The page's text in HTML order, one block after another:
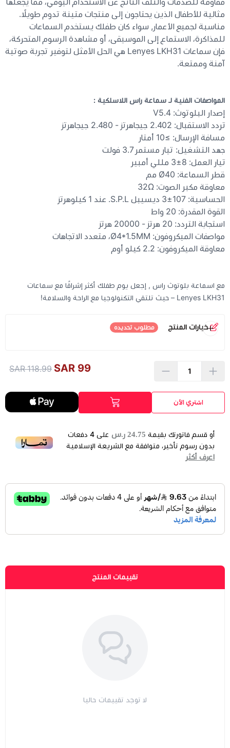
مثالية للأطفال الذين يحتاجون إلى منتجات متينة تدوم طويلًا.
مناسبة لجميع الأعمار, سواء كان طفلك يستخدم السماعات
للمذاكرة، الاستماع إلى الموسيقى، أو مشاهدة الرسوم المتحركة،
فإن سماعات Lenyes LKH31 هي الحل الأمثل لتوفير تجربة صوتية
آمنة وممتعة.
المواصفات الفنية لـ سماعة راس اللاسلكية :
إصدار البلوتوث: V5.4
تردد الاستقبال: 2.402 جيجاهرتز - 2.480 جيجاهرتز
مسافة الإرسال: ≥10 أمتار
جهد التشغيل: تيار مستمر 3.7 فولت
تيار العمل: 8±3 مللي أمبير
قطر السماعة: Ø40 مم
معاوقة مكبر الصوت: 32Ω
الحساسية: 107±3 ديسيبل S.P.L. عند 1 كيلوهرتز
القوة المقدرة: 20 واط
استجابة التردد: 20 هرتز - 20000 هرتز
مواصفات الميكروفون: Ø4*1.5MM، متعدد الاتجاهات
معاوقة الميكروفون: 2.2 كيلو أوم
مع اسماعة بلوتوث راس , إجعل يوم طفلك أكثر إشراقًا مع سماعات
Lenyes LKH31 – حيث تلتقي التكنولوجيا مع الراحة والسلامة!
خيارات المنتج مطلوب تحديده
99 SAR
118.99 SAR
اشتري الآن
أو قسم فاتورتك بقيمة24.75 ر.س على 4دفعات
بدون رسوم تأخير، متوافقة مع الشريعة الإسلامية
اعرف أكثر
تقييمات المنتج
لا توجد تقييمات حاليا